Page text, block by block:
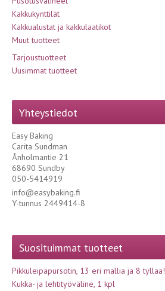
Kakkukynttilät
Kakkualustat ja kakkulaatikot
Muut tuotteet
Tarjoustuotteet
Uusimmat tuotteet
Yhteystiedot
Easy Baking
Carita Sundman
Ånholmantie 21
68690 Sundby
050-5414919
info@easybaking.fi
Y-tunnus 2449414-8
Suosituimmat tuotteet
Pikkuleipäpursotin, 13 eri mallia ja 8 tyllaa!
Kukka- ja lehtityöväline, 1 kpl